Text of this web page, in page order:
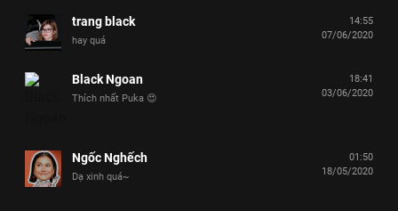
trang black
hay quá
14:55
07/06/2020
Black Ngoan
Thích nhất Puka 😍
18:41
03/06/2020
Ngốc Nghếch
Dạ xinh quá~
01:50
18/05/2020